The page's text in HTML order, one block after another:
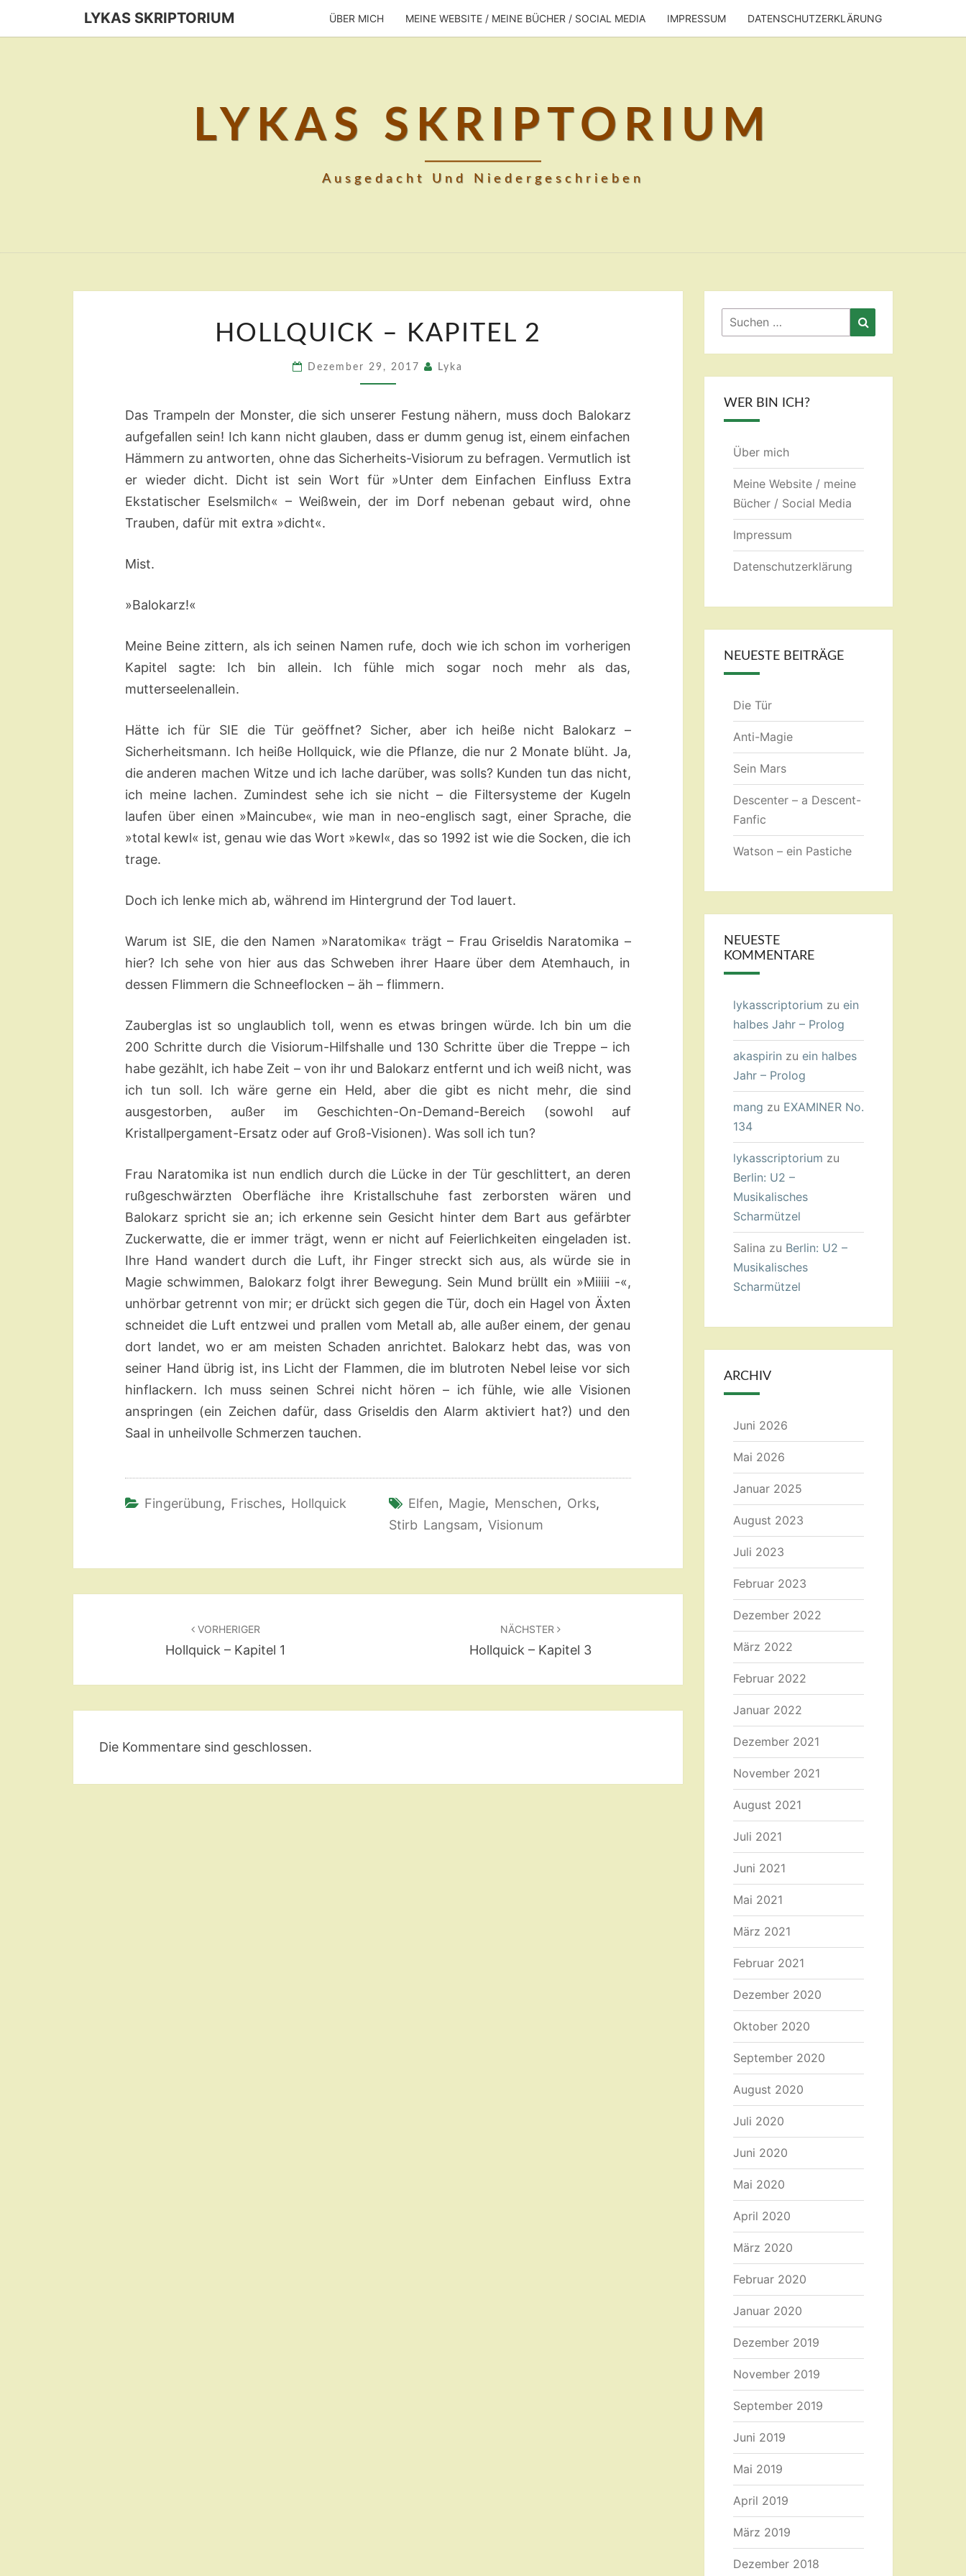
LYKAS SKRIPTORIUM ÜBER MICH MEINE WEBSITE / MEINE BÜCHER / SOCIAL MEDIA IMPRESSUM DATENSCHUTZERKLÄRUNG
LYKAS SKRIPTORIUM
Ausgedacht Und Niedergeschrieben
–
HOLLQUICK – KAPITEL 2
Dezember 29, 2017 Lyka
Das Trampeln der Monster, die sich unserer Festung nähern, muss doch Balokarz
aufgefallen sein! Ich kann nicht glauben, dass er dumm genug ist, einem einfachen
Hämmern zu antworten, ohne das Sicherheits-Visiorum zu befragen. Vermutlich ist
er wieder dicht. Dicht ist sein Wort für »Unter dem Einfachen Einfluss Extra
Ekstatischer Eselsmilch« – Weißwein, der im Dorf nebenan gebaut wird, ohne
Trauben, dafür mit extra »dicht«.
Mist.
»Balokarz!«
Meine Beine zittern, als ich seinen Namen rufe, doch wie ich schon im vorherigen
Kapitel sagte: Ich bin allein. Ich fühle mich sogar noch mehr als das,
mutterseelenallein.
Hätte ich für SIE die Tür geöffnet? Sicher, aber ich heiße nicht Balokarz –
Sicherheitsmann. Ich heiße Hollquick, wie die Pflanze, die nur 2 Monate blüht. Ja,
die anderen machen Witze und ich lache darüber, was solls? Kunden tun das nicht,
ich meine lachen. Zumindest sehe ich sie nicht – die Filtersysteme der Kugeln
laufen über einen »Maincube«, wie man in neo-englisch sagt, einer Sprache, die
»total kewl« ist, genau wie das Wort »kewl«, das so 1992 ist wie die Socken, die ich
trage.
Doch ich lenke mich ab, während im Hintergrund der Tod lauert.
Warum ist SIE, die den Namen »Naratomika« trägt – Frau Griseldis Naratomika –
hier? Ich sehe von hier aus das Schweben ihrer Haare über dem Atemhauch, in
dessen Flimmern die Schneeflocken – äh – flimmern.
Zauberglas ist so unglaublich toll, wenn es etwas bringen würde. Ich bin um die
200 Schritte durch die Visiorum-Hilfshalle und 130 Schritte über die Treppe – ich
habe gezählt, ich habe Zeit – von ihr und Balokarz entfernt und ich weiß nicht, was
ich tun soll. Ich wäre gerne ein Held, aber die gibt es nicht mehr, die sind
ausgestorben, außer im Geschichten-On-Demand-Bereich (sowohl auf
Kristallpergament-Ersatz oder auf Groß-Visionen). Was soll ich tun?
Frau Naratomika ist nun endlich durch die Lücke in der Tür geschlittert, an deren
rußgeschwärzten Oberfläche ihre Kristallschuhe fast zerborsten wären und
Balokarz spricht sie an; ich erkenne sein Gesicht hinter dem Bart aus gefärbter
Zuckerwatte, die er immer trägt, wenn er nicht auf Feierlichkeiten eingeladen ist.
Ihre Hand wandert durch die Luft, ihr Finger streckt sich aus, als würde sie in
Magie schwimmen, Balokarz folgt ihrer Bewegung. Sein Mund brüllt ein »Miiiii -«,
unhörbar getrennt von mir; er drückt sich gegen die Tür, doch ein Hagel von Äxten
schneidet die Luft entzwei und prallen vom Metall ab, alle außer einem, der genau
dort landet, wo er am meisten Schaden anrichtet. Balokarz hebt das, was von
seiner Hand übrig ist, ins Licht der Flammen, die im blutroten Nebel leise vor sich
hinflackern. Ich muss seinen Schrei nicht hören – ich fühle, wie alle Visionen
anspringen (ein Zeichen dafür, dass Griseldis den Alarm aktiviert hat?) und den
Saal in unheilvolle Schmerzen tauchen.
Fingerübung, Frisches, Hollquick Elfen, Magie, Menschen, Orks,
Stirb Langsam, Visionum
VORHERIGER
Hollquick – Kapitel 1
NÄCHSTER
Hollquick – Kapitel 3
Die Kommentare sind geschlossen.
Suchen
nach:
WER BIN ICH?
Über mich
Meine Website / meine
Bücher / Social Media
Impressum
Datenschutzerklärung
NEUESTE BEITRÄGE
Die Tür
Anti-Magie
Sein Mars
Descenter – a Descent-
Fanfic
Watson – ein Pastiche
NEUESTE
KOMMENTARE
lykasscriptorium zu ein
halbes Jahr – Prolog
akaspirin zu ein halbes
Jahr – Prolog
mang zu EXAMINER No.
134
lykasscriptorium zu
Berlin: U2 –
Musikalisches
Scharmützel
Salina zu Berlin: U2 –
Musikalisches
Scharmützel
ARCHIV
Juni 2026
Mai 2026
Januar 2025
August 2023
Juli 2023
Februar 2023
Dezember 2022
März 2022
Februar 2022
Januar 2022
Dezember 2021
November 2021
August 2021
Juli 2021
Juni 2021
Mai 2021
März 2021
Februar 2021
Dezember 2020
Oktober 2020
September 2020
August 2020
Juli 2020
Juni 2020
Mai 2020
April 2020
März 2020
Februar 2020
Januar 2020
Dezember 2019
November 2019
September 2019
Juni 2019
Mai 2019
April 2019
März 2019
Dezember 2018